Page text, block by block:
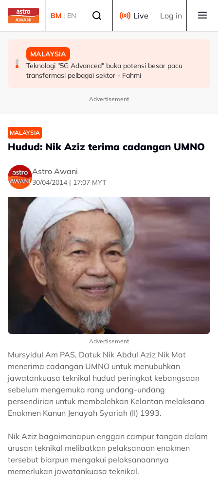
Skip to main content
BM | EN Live Log in
SUKAN
Mohamed Salah sertai Trabzonspor, terima €17 juta
semusim
MALAYSIA
Berita tempatan pilihan sepanjang hari ini
MALAYSIA
Teknologi "5G Advanced" buka potensi besar pacu
transformasi pelbagai sektor - Fahmi
Advertisement
MALAYSIA
Hudud: Nik Aziz terima cadangan UMNO
Astro Awani
30/04/2014 | 17:07 MYT
Advertisement
Mursyidul Am PAS, Datuk Nik Abdul Aziz Nik Mat
menerima cadangan UMNO untuk menubuhkan
jawatankuasa teknikal hudud peringkat kebangsaan
sebelum mengemuka rang undang-undang
persendirian untuk membolehkan Kelantan melaksana
Enakmen Kanun Jenayah Syariah (II) 1993.
Nik Aziz bagaimanapun enggan campur tangan dalam
urusan teknikal melibatkan pelaksanaan enakmen
tersebut biarpun mengakui pelaksanaannya
memerlukan jawatankuasa teknikal.